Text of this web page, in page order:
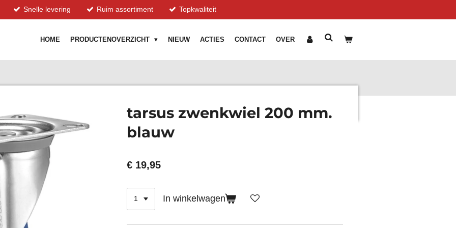
Snelle levering Ruim assortiment Topkwaliteit
HOME PRODUCTENOVERZICHT NIEUW ACTIES CONTACT OVER
tarsus zwenkwiel 200 mm.
blauw
€ 19,95
In winkelwagen